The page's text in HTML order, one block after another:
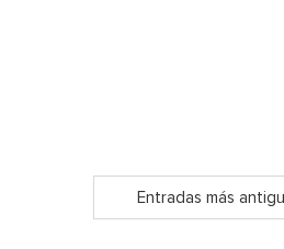
Entradas más